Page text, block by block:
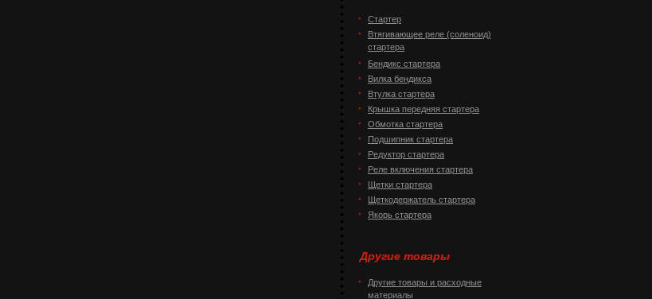
Стартер
Втягивающее реле (соленоид)
стартера
Бендикс стартера
Вилка бендикса
Втулка стартера
Крышка передняя стартера
Обмотка стартера
Подшипник стартера
Редуктор стартера
Реле включения стартера
Щетки стартера
Щеткодержатель стартера
Якорь стартера
Другие товары
Другие товары и расходные